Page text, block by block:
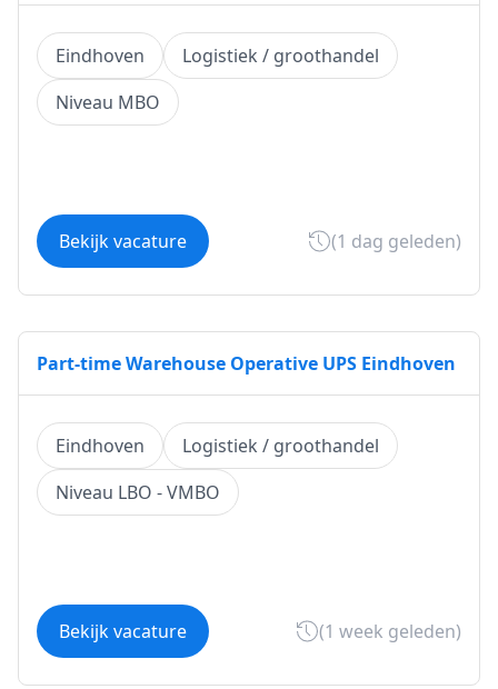
Eindhoven
Logistiek / groothandel
Niveau MBO
Bekijk vacature (1 dag geleden)
Part-time Warehouse Operative UPS Eindhoven
Eindhoven
Logistiek / groothandel
Niveau LBO - VMBO
Bekijk vacature (1 week geleden)